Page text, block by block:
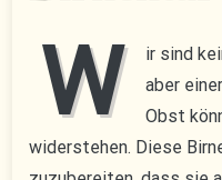
W
ir sind
aber
Obst
widerstehen. Diese